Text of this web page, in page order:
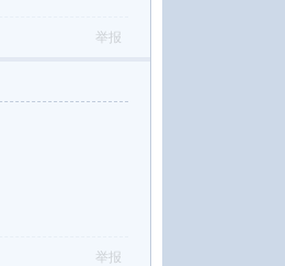
举报
举报